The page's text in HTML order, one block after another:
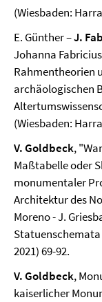
(Wiesbaden:
E. Günther –J.
Johanna
Rahmentheorien
archäologischen
(Wiesbaden:
V. Goldbeck,
Maßtabelle oder
monumentaler
Architektur des
Moreno - J.
Statuenschemata
2021) 69-92.
V. Goldbeck,
kaiserlicher